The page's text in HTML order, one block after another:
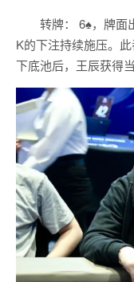
转牌： 6♠️，牌面
K的下注持续施压。
下底池后，王辰获得